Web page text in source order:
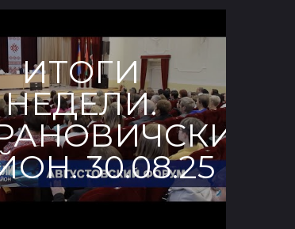
ИТОГИ
НЕДЕЛИ.
30.08.25